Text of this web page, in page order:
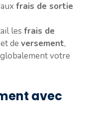
frais de sortie
les frais de
et de versement,
votre
avec